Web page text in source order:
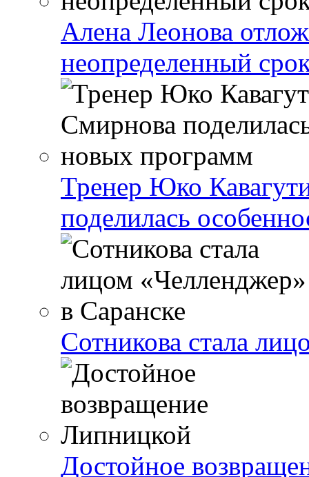
Алена Леонова
неопределенный
Тренер Юко
поделилась
Сотникова стала
Достойное